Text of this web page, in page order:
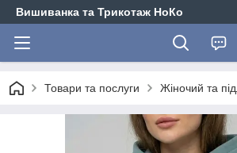
Вишиванка та Трикотаж НоКо
Товари та послуги Жіночий та